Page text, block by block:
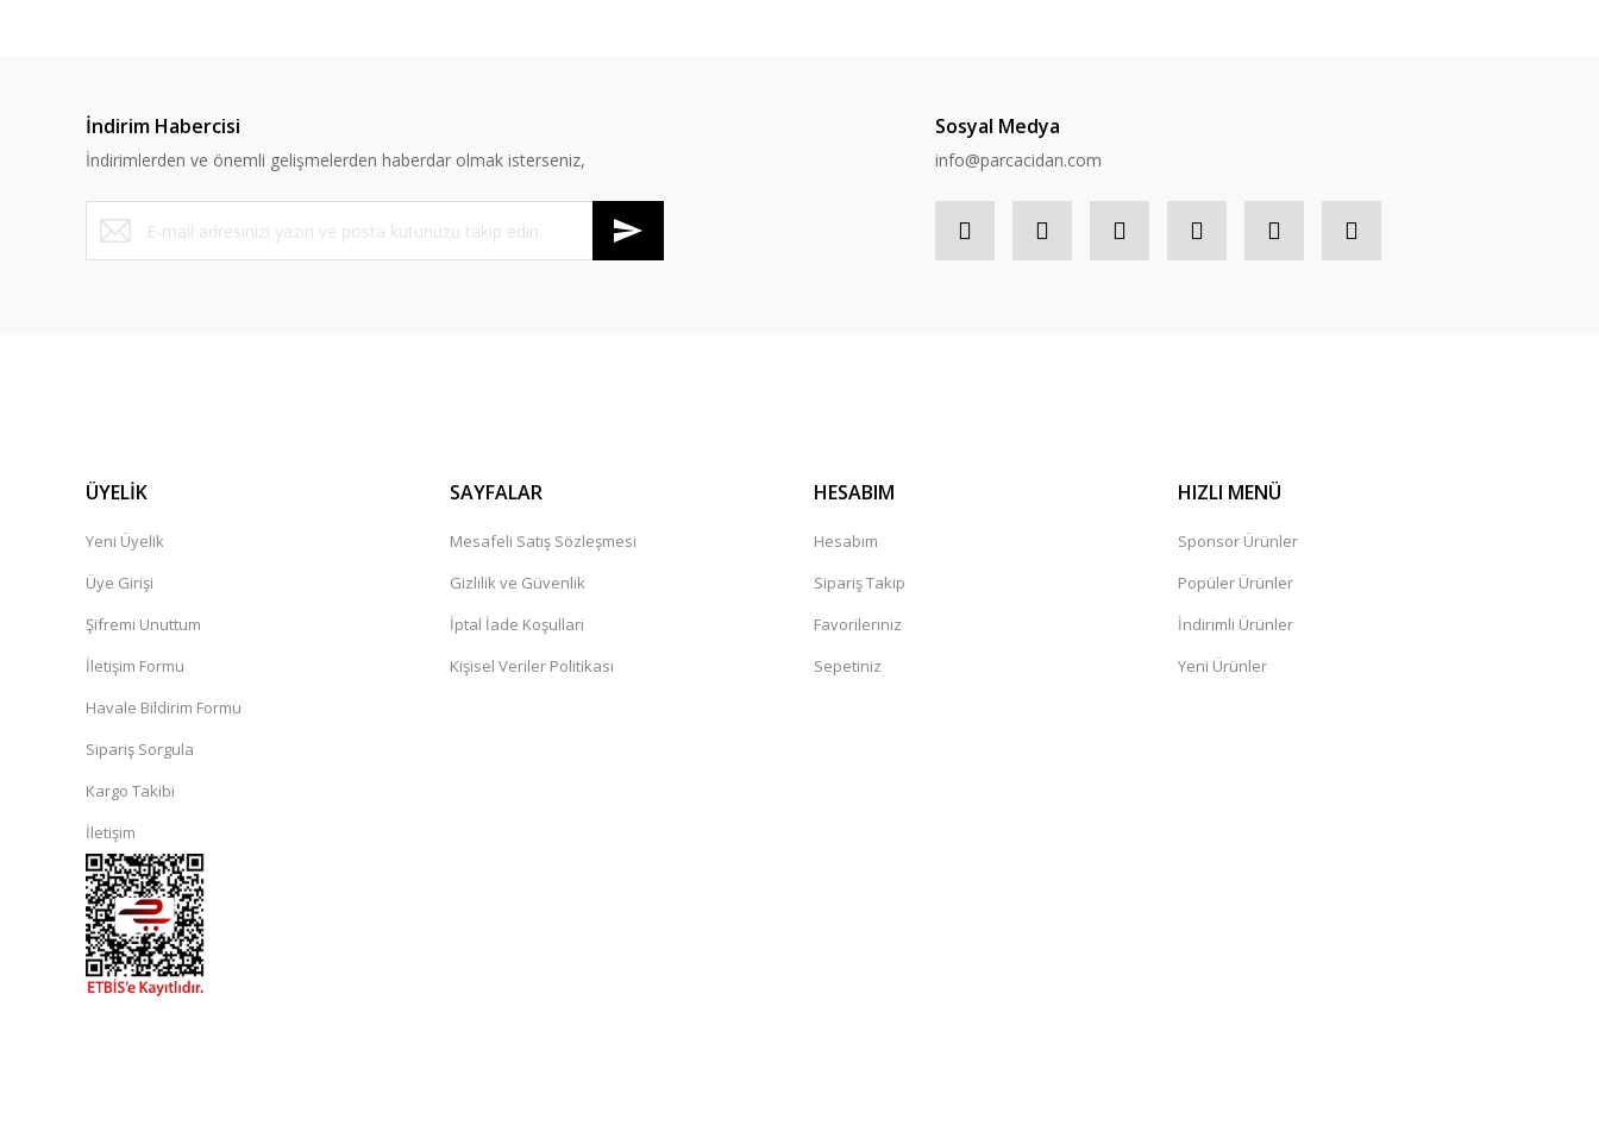
İndirim Habercisi
İndirimlerden ve önemli gelişmelerden haberdar olmak isterseniz,
Sosyal Medya
info@parcacidan.com
ÜYELİK
Yeni Üyelik
Üye Girişi
Şifremi Unuttum
İletişim Formu
Havale Bildirim Formu
Sipariş Sorgula
Kargo Takibi
İletişim
SAYFALAR
Mesafeli Satış Sözleşmesi
Gizlilik ve Güvenlik
İptal İade Koşullari
Kişisel Veriler Politikası
HESABIM
Hesabım
Sipariş Takip
Favorileriniz
Sepetiniz
HIZLI MENÜ
Sponsor Ürünler
Popüler Ürünler
İndirimli Ürünler
Yeni Ürünler